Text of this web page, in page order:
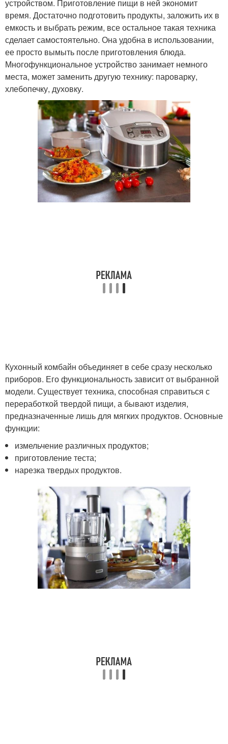
устройством. Приготовление пищи в ней экономит
время. Достаточно подготовить продукты, заложить их в
емкость и выбрать режим, все остальное такая техника
сделает самостоятельно. Она удобна в использовании,
ее просто вымыть после приготовления блюда.
Многофункциональное устройство занимает немного
места, может заменить другую технику: пароварку,
хлебопечку, духовку.
Кухонный комбайн объединяет в себе сразу несколько
приборов. Его функциональность зависит от выбранной
модели. Существует техника, способная справиться с
переработкой твердой пищи, а бывают изделия,
предназначенные лишь для мягких продуктов. Основные
функции:
измельчение различных продуктов;
приготовление теста;
нарезка твердых продуктов.